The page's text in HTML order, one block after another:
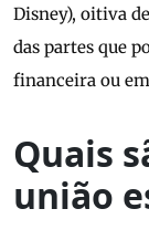
Disney), oitiva
das partes que
financeira ou
Quais
união